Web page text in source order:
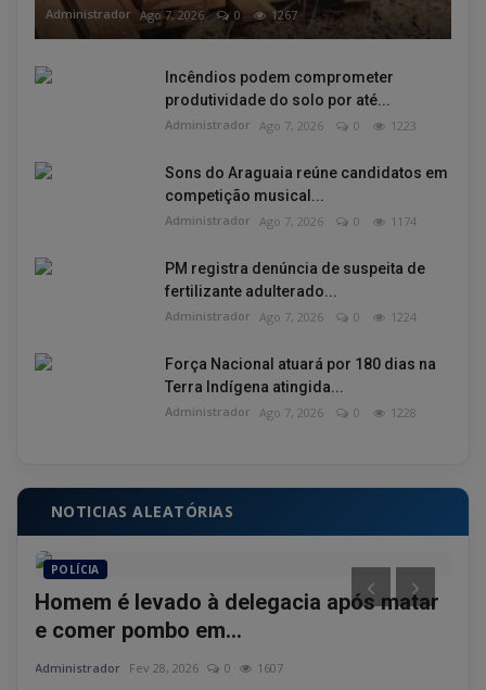
Administrador Ago 7, 2026 0 1267
Incêndios podem comprometer
produtividade do solo por até...
Administrador Ago 7, 2026 0 1223
Sons do Araguaia reúne candidatos em
competição musical...
Administrador Ago 7, 2026 0 1174
PM registra denúncia de suspeita de
fertilizante adulterado...
Administrador Ago 7, 2026 0 1224
Força Nacional atuará por 180 dias na
Terra Indígena atingida...
Administrador Ago 7, 2026 0 1228
NOTICIAS ALEATÓRIAS
POLÍCIA
Homem é levado à delegacia após matar
e comer pombo em...
Administrador Fev 28, 2026 0 1607